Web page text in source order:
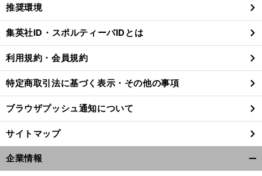
閉
る
推奨環境
集英社ID・スポルティーバIDとは
利用規約・会員規約
特定商取引法に基づく表示・その他の事項
ブラウザプッシュ通知について
サイトマップ
企業情報